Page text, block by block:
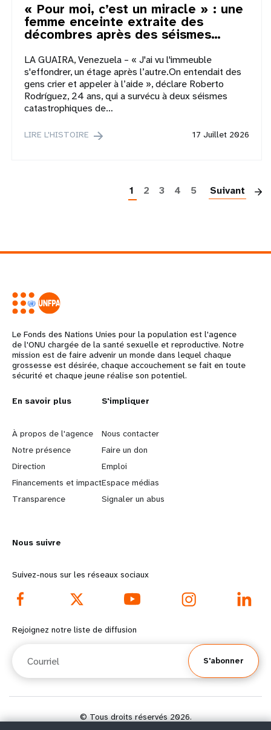
« Pour moi, c’est un miracle » : une
femme enceinte extraite des
décombres après des séismes…
LA GUAIRA, Venezuela – « J'ai vu l'immeuble
s'effondrer, un étage après l’autre.On entendait des
gens crier et appeler à l’aide », déclare Roberto
Rodríguez, 24 ans, qui a survécu à deux séismes
catastrophiques de…
17 Juillet 2026
LIRE L'HISTOIRE
1 2 3 4 5 Suivant
Le Fonds des Nations Unies pour la population est l'agence
de l'ONU chargée de la santé sexuelle et reproductive. Notre
mission est de faire advenir un monde dans lequel chaque
grossesse est désirée, chaque accouchement se fait en toute
sécurité et chaque jeune réalise son potentiel.
L
e
a
r
n
o
r
e
f
o
t
e
En savoir plus
À propos de l'agence
Notre présence
Direction
Financements et impact
Transparence
G
o
b
e
y
d
o
t
e
r
S'impliquer
Nous contacter
Faire un don
Emploi
Espace médias
Signaler un abus
Nous suivre
Suivez-nous sur les réseaux sociaux
Rejoignez notre liste de diffusion
S'abonner
© Tous droits réservés 2026.